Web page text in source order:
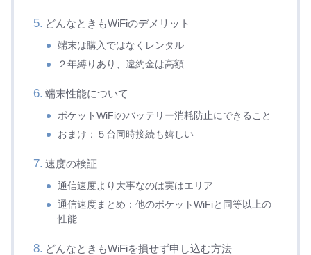
どんなときもWiFiのデメリット
端末は購入ではなくレンタル
２年縛りあり、違約金は高額
端末性能について
ポケットWiFiのバッテリー消耗防止にできること
おまけ：５台同時接続も嬉しい
速度の検証
通信速度より大事なのは実はエリア
通信速度まとめ：他のポケットWiFiと同等以上の
性能
どんなときもWiFiを損せず申し込む方法